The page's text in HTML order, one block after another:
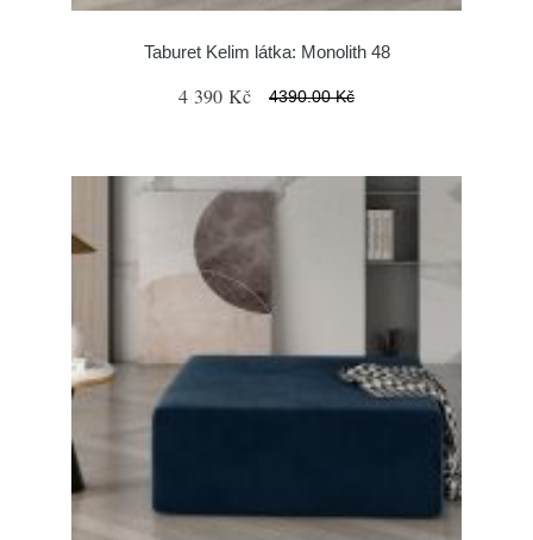
Taburet Kelim látka: Monolith 48
4 390 Kč 4390.00 Kč